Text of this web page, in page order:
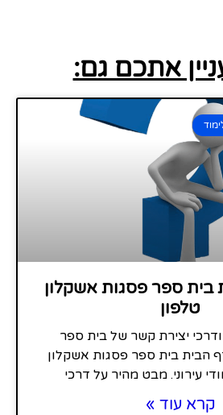
אתכם גם:
בית ספר פסגות אשקלון
טלפון
יצירת קשר של בית ספר
הבית בית ספר פסגות אשקלון
עירוני. מבט מהיר על דרכי
קרא עוד »